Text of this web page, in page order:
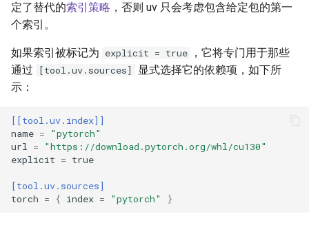
定了替代的索引策略 ，否则 uv 只会考虑包含给定包的第一
个索引。
如果索引被标记为 explicit = true
，它将专门用于那些
通过
[tool.uv.sources]
显式选择它的依赖项，如下所
示：
[[tool.uv.index]]
name =
"pytorch"
url
=
"https://download.pytorch.org/whl/cu130"
explicit = true
[tool.uv.sources]
torch = { index = "pytorch" }